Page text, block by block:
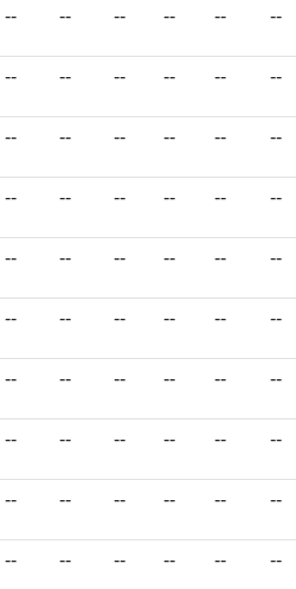
-- -- -- -- -- --
-- -- -- -- -- --
-- -- -- -- -- --
-- -- -- -- -- --
-- -- -- -- -- --
-- -- -- -- -- --
-- -- -- -- -- --
-- -- -- -- -- --
-- -- -- -- -- --
-- -- -- -- -- --